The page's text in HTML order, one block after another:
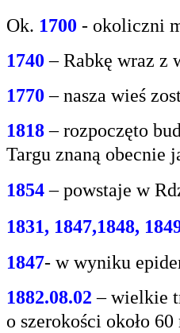
Ok. 1700 - okoliczni
1740 – Rabkę wraz z
1770 – nasza wieś
1818– rozpoczęto
Targu znaną obecnie
1854 – powstaje w
1831, 1847,1848,
1847- w wyniku
1882.08.02 – wielkie
o szerokości około